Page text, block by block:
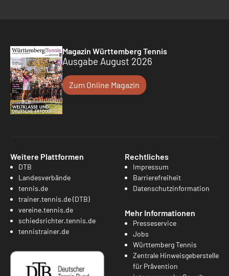
Magazin Württemberg Tennis
Ausgabe August 2026
Zum Online Magazin
Weitere Plattformen
DTB
Landesverbände
tennis.de
trainer.tennis.de (DTB)
vereine.tennis.de
schiedsrichter.tennis.de
tennistrainer.de
Rechtliches
Impressum
Barrierefreiheit
Datenschutzinformation
Mehr Informationen
Presseservice
Jobs
Württemberg Tennis
Zentrale Hinweisgeberstelle
für Prävention